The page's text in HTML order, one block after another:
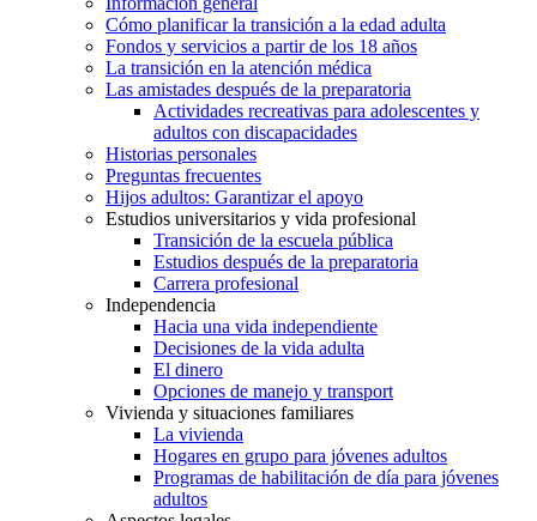
Cómo planificar la transición a la edad adulta
Fondos y servicios a partir de los 18 años
La transición en la atención médica
Las amistades después de la preparatoria
Actividades recreativas para adolescentes y
adultos con discapacidades
Historias personales
Preguntas frecuentes
Hijos adultos: Garantizar el apoyo
Estudios universitarios y vida profesional
Transición de la escuela pública
Estudios después de la preparatoria
Carrera profesional
Independencia
Hacia una vida independiente
Decisiones de la vida adulta
El dinero
Opciones de manejo y transport
Vivienda y situaciones familiares
La vivienda
Hogares en grupo para jóvenes adultos
Programas de habilitación de día para jóvenes
adultos